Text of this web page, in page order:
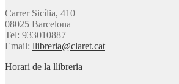
Carrer Sicília, 410
08025 Barcelona
Tel: 933010887
Email: llibreria@claret.cat
Horari de la llibreria